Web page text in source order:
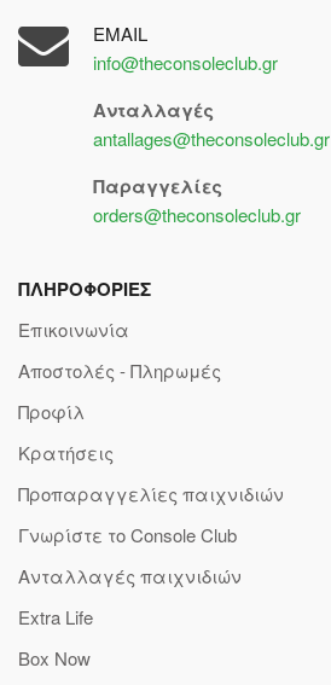
EMAIL
info@theconsoleclub.gr
Ανταλλαγές
antallages@theconsoleclub.gr
Παραγγελίες
orders@theconsoleclub.gr
ΠΛΗΡΟΦΟΡΙΕΣ
Επικοινωνία
Αποστολές - Πληρωμές
Προφίλ
Κρατήσεις
Προπαραγγελίες παιχνιδιών
Γνωρίστε το Console Club
Ανταλλαγές παιχνιδιών
Extra Life
Box Now